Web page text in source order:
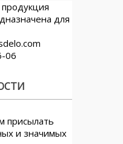
для
06
присылать
и значимых